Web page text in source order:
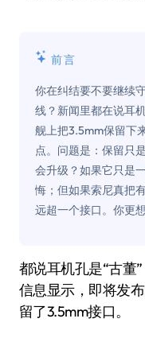
前言
你在纠结要不要继续
线？新闻里都在说耳
舰上把3.5mm保留下
点。问题是：保留只
会升级？如果它只是
悔；但如果索尼真把
远超一个接口。你更
都说耳机孔是“古董”，但索尼偏偏不信邪。最新泄露
信息显示，即将发
留了3.5mm接口。